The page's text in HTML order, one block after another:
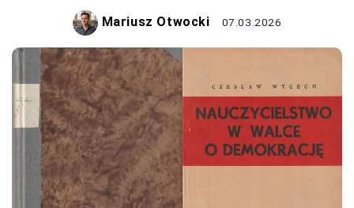
Mariusz Otwocki 07.03.2026